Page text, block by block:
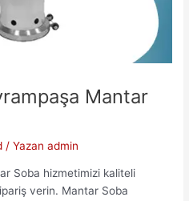
Mantar
/ Yazan admin
Soba hizmetimizi kaliteli
verin. Mantar Soba